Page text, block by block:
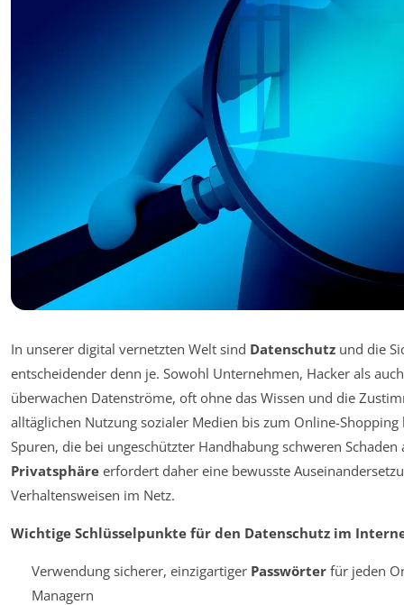
In unserer digital vernetzten Welt sind Datenschutz und die
entscheidender denn je. Sowohl Unternehmen, Hacker als
überwachen Datenströme, oft ohne das Wissen und die
alltäglichen Nutzung sozialer Medien bis zum Online-
Spuren, die bei ungeschützter Handhabung schweren
Privatsphäre erfordert daher eine bewusste
Verhaltensweisen im Netz.
Wichtige Schlüsselpunkte für den Datenschutz im
Verwendung sicherer, einzigartiger Passwörterfür jeden
Managern